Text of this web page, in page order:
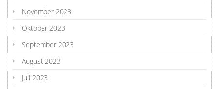
November 2023
Oktober 2023
September 2023
August 2023
Juli 2023